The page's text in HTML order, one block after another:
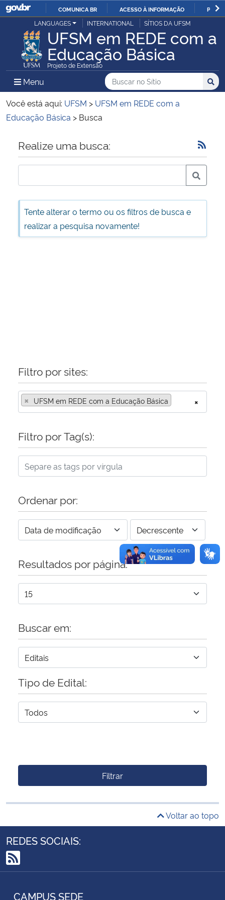
IR
PARA
O
COMUNICA BR ACESSO À INFORMAÇÃO
Ministério da Justiça e Segurança Pública
Ministério da Defesa
Ministério das Relações Exteriores
Ministério da Cidadania
Ministério do Turismo
Ministério do Desenvolvimento Regional
Ministério da Mulher, da Família e dos Direitos Humanos
Secretaria-Geral
Secretaria de Governo
Gabinete de Segurança Institucional
Planalto
LANGUAGES INTERNATIONAL SÍTIOS DA UFSM
UFSM em REDE com a
Educação Básica
Projeto de Extensão
Menu Menu Principal do Sítio
Busca
Buscar no no Sítio
Busca:
Você está aqui: UFSM > UFSM em REDE com a
Educação Básica > Busca
Início do conteúdo
Realize uma busca:
Tente alterar o termo ou os filtros de busca e
realizar a pesquisa novamente!
Filtro por sites:
×
× UFSM em REDE com a Educação Básica
Filtro por Tag(s):
Ordenar por:
Resultados por página:
Buscar em:
Tipo de Edital:
Filtrar
Voltar ao topo
REDES SOCIAIS:
RSS
CAMPUS SEDE